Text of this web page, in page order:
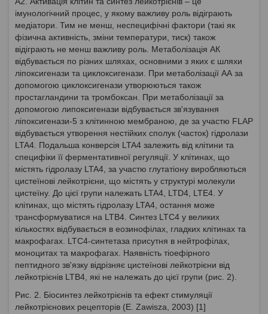
імунологічний процес, у якому важливу роль відіграють
медіатори. Тим не менш, неспецифічні фактори (такі як
фізична активність, зміни температури, тиск) також
відіграють не менш важливу роль. Метаболізація АК
відбувається по різних шляхах, основними з яких є шляхи
ліпоксигенази та циклоксигенази. При метаболізації АА за
допомогою циклоксигенази утворюються також
простагландини та тромбоксан. При метаболізації за
допомогою липоксигенази відбувається зв'язування
ліпоксигенази-5 з клітинною мембраною, де за участю FLAP
відбувається утворення нестійких сполук (часток) гідролази
LTA4. Подальша конверсія LTA4 залежить від клітини та
специфіки її ферментативної регуляції. У клітинах, що
містять гідролазу LTA4, за участю глутатіону виробляються
цистеїнові лейкотрієни, що містять у структурі молекули
цистеїну. До цієї групи належать LTA4, LTD4, LTE4. У
клітинах, що містять гідролазу LTA4, остання може
трансформуватися на LTB4. Синтез LTC4 у великих
кількостях відбувається в еозинофілах, гладких клітинах та
макрофагах. LTC4-синтетаза присутня в нейтрофілах,
моноцитах та макрофагах. Наявність тіоефірного
пептидного зв'язку відрізняє цистеїнові лейкотрієни від
лейкотрієнів LTB4, які не належать до цієї групи (рис. 2).
Рис. 2. Біосинтез лейкотрієнів та ефект стимуляції
лейкотрієнових рецепторів (E. Zawisza, 2003) [1]